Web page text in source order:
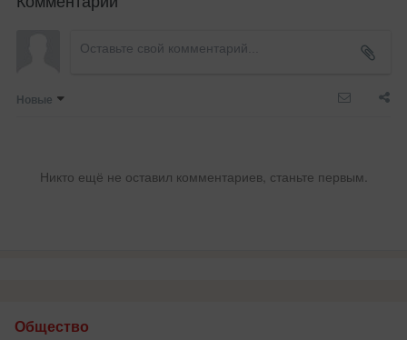
Новые
Никто ещё не оставил комментариев, станьте первым.
Общество